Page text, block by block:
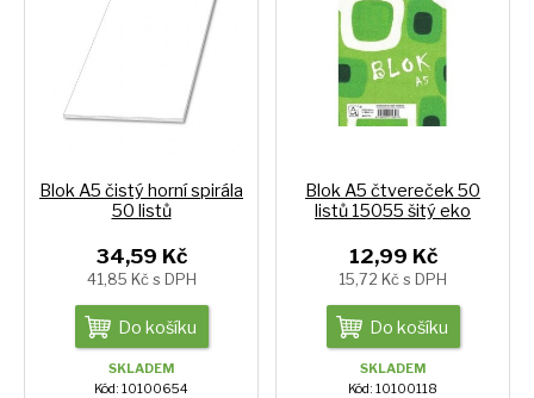
Blok A5 čistý horní spirála
50 listů
34,59 Kč
41,85 Kč s DPH
Do košíku
SKLADEM
Kód: 10100654
Blok A5 čtvereček 50
listů 15055 šitý eko
12,99 Kč
15,72 Kč s DPH
Do košíku
SKLADEM
Kód: 10100118